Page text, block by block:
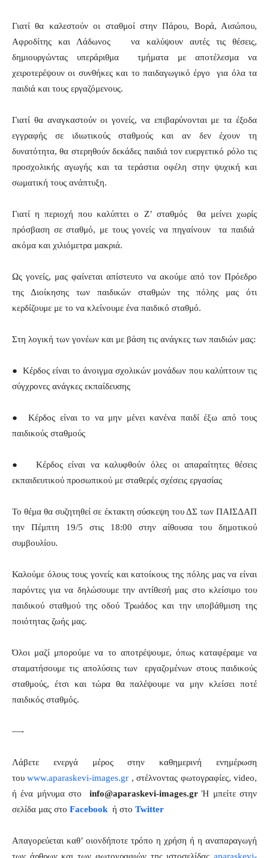
Γιατί θα καλεστούν οι σταθμοί στην Πάρου, Βορά, Αισώπου,
Αφροδίτης και Λάδωνος να καλύψουν αυτές τις θέσεις,
δημιουργώντας υπεράριθμα τμήματα με αποτέλεσμα να
χειροτερέψουν οι συνθήκες και το παιδαγωγικό έργο για όλα τα
παιδιά και τους εργαζόμενους.
Γιατί θα αναγκαστούν οι γονείς, να επιβαρύνονται με τα έξοδα
εγγραφής σε ιδιωτικούς σταθμούς και αν δεν έχουν τη
δυνατότητα, θα στερηθούν δεκάδες παιδιά τον ευεργετικό ρόλο τις
προσχολικής αγωγής και τα τεράστια οφέλη στην ψυχική και
σωματική τους ανάπτυξη.
Γιατί η περιοχή που καλύπτει ο Ζ’ σταθμός θα μείνει χωρίς
πρόσβαση σε σταθμό, με τους γονείς να πηγαίνουν τα παιδιά
ακόμα και χιλιόμετρα μακριά.
Ως γονείς, μας φαίνεται απίστευτο να ακούμε από τον Πρόεδρο
της Διοίκησης των παιδικών σταθμών της πόλης μας ότι
κερδίζουμε με το να κλείνουμε ένα παιδικό σταθμό.
Στη λογική των γονέων και με βάση τις ανάγκες των παιδιών μας:
● Κέρδος είναι το άνοιγμα σχολικών μονάδων που καλύπτουν τις
σύγχρονες ανάγκες εκπαίδευσης
● Κέρδος είναι το να μην μένει κανένα παιδί έξω από τους
παιδικούς σταθμούς
● Κέρδος είναι να καλυφθούν όλες οι απαραίτητες θέσεις
εκπαιδευτικού προσωπικού με σταθερές σχέσεις εργασίας
Το θέμα θα συζητηθεί σε έκτακτη σύσκεψη του ΔΣ των ΠΑΙΣΔΑΠ
την Πέμπτη 19/5 στις 18:00 στην αίθουσα του δημοτικού
συμβουλίου.
Καλούμε όλους τους γονείς και κατοίκους της πόλης μας να είναι
παρόντες για να δηλώσουμε την αντίθεσή μας στο κλείσιμο του
παιδικού σταθμού της οδού Τρωάδος και την υποβάθμιση της
ποιότητας ζωής μας.
Όλοι μαζί μπορούμε να το αποτρέψουμε, όπως καταφέραμε να
σταματήσουμε τις απολύσεις των εργαζομένων στους παιδικούς
σταθμούς, έτσι και τώρα θα παλέψουμε να μην κλείσει ποτέ
παιδικός σταθμός.
—-
Λάβετε ενεργά μέρος στην καθημερινή ενημέρωση
τουwww.aparaskevi-images.gr , στέλνοντας φωτογραφίες, video,
ή ένα μήνυμα στο
info@aparaskevi-images.grΉ μπείτε στην
σελίδα μας στο Facebook ή στο Twitter
Απαγορεύεται καθ’ οιονδήποτε τρόπο η χρήση ή η αναπαραγωγή